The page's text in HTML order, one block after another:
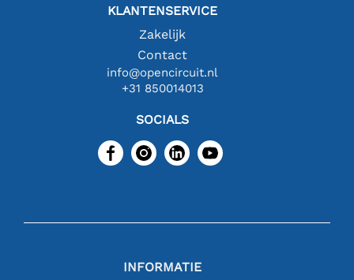
KLANTENSERVICE
Zakelijk
Contact
info@opencircuit.nl
+31 850014013
SOCIALS
INFORMATIE